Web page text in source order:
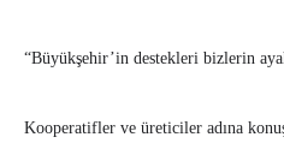
“Büyükşehir’in destekleri bizlerin
Kooperatifler ve üreticiler adına